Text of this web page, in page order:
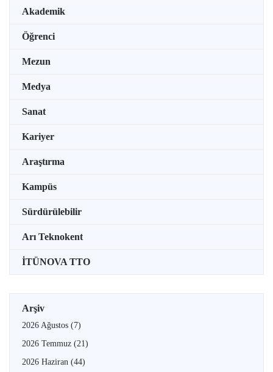
Akademik
Öğrenci
Mezun
Medya
Sanat
Kariyer
Araştırma
Kampüs
Sürdürülebilir
Arı Teknokent
İTÜNOVA TTO
Arşiv
2026 Ağustos (7)
2026 Temmuz (21)
2026 Haziran (44)